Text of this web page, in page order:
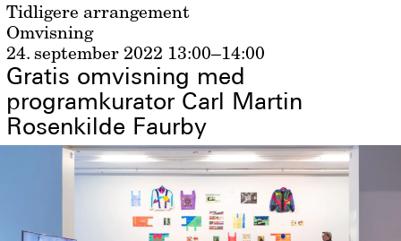
Tidligere arrangement
Omvisning
24. september 2022 13:00–14:00
Gratis omvisning med
programkurator Carl Martin
Rosenkilde Faurby